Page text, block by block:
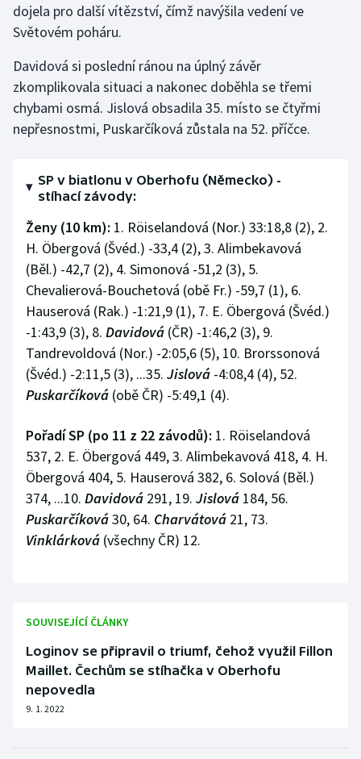
dojela pro další vítězství, čímž navýšila vedení ve
Světovém poháru.
Davidová si poslední ránou na úplný závěr
zkomplikovala situaci a nakonec doběhla se třemi
chybami osmá. Jislová obsadila 35. místo se čtyřmi
nepřesnostmi, Puskarčíková zůstala na 52. příčce.
SP v biatlonu v Oberhofu (Německo) -
stíhací závody:
Ženy (10 km): 1. Röiselandová (Nor.) 33:18,8 (2), 2.
H. Öbergová (Švéd.) -33,4 (2), 3. Alimbekavová
(Běl.) -42,7 (2), 4. Simonová -51,2 (3), 5.
Chevalierová-Bouchetová (obě Fr.) -59,7 (1), 6.
Hauserová (Rak.) -1:21,9 (1), 7. E. Öbergová (Švéd.)
-1:43,9 (3), 8. Davidová (ČR) -1:46,2 (3), 9.
Tandrevoldová (Nor.) -2:05,6 (5), 10. Brorssonová
(Švéd.) -2:11,5 (3), ...35. Jislová -4:08,4 (4), 52.
Puskarčíková (obě ČR) -5:49,1 (4).
Pořadí SP (po 11 z 22 závodů): 1. Röiselandová
537, 2. E. Öbergová 449, 3. Alimbekavová 418, 4. H.
Öbergová 404, 5. Hauserová 382, 6. Solová (Běl.)
374, ...10. Davidová 291, 19. Jislová 184, 56.
Puskarčíková30, 64. Charvátová 21, 73.
Vinklárková (všechny ČR) 12.
SOUVISEJÍCÍ ČLÁNKY
Loginov se připravil o triumf, čehož využil Fillon
Maillet. Čechům se stíhačka v Oberhofu
nepovedla
9. 1. 2022